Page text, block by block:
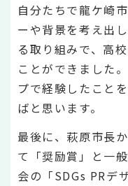
自分たちで龍ケ崎
ーや背景を考え出
る取り組みで、高
ことができました
プで経験したこと
ばと思います。
最後に、萩原市長
て「奨励賞」と一
会の「SDGs PRデ